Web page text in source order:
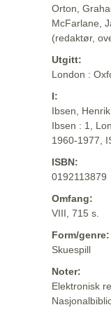
Orton,
McFarlane,
(redaktør,
Utgitt:
London :
I:
Ibsen,
Ibsen : 1,
1960-1977,
ISBN:
0192113879
Omfang:
VIII, 715 s.
Form/genre:
Skuespill
Noter:
Elektronisk